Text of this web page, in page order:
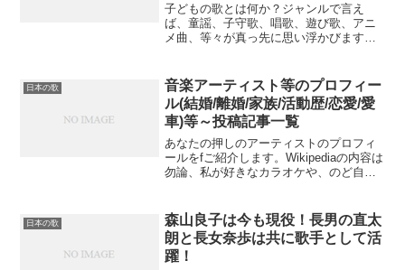
子どもの歌とは何か？ジャンルで言え
ば、童謡、子守歌、唱歌、遊び歌、アニ
メ曲、等々が真っ先に思い浮かびます。
り、大人の趣向が大きく影響する時代に
なりました。いずれ、「子ど...
日本の歌
音楽アーティスト等のプロフィー
ル(結婚/離婚/家族/活動歴/恋愛/愛
車)等～投稿記事一覧
あなたの押しのアーティストのプロフィ
ールをfご紹介します。Wikipediaの内容は
勿論、私が好きなカラオケや、のど自
す。アーティストの本名や芸名。誕生日
や出身地。配偶...
日本の歌
森山良子は今も現役！長男の直太
朗と長女奈歩は共に歌手として活
躍！